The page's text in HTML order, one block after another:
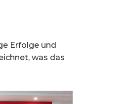
Erfolge und
was das